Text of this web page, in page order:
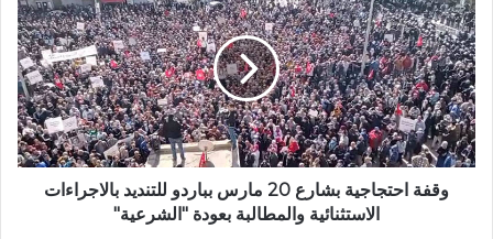
وقفة احتجاجية بشارع 20 مارس بباردو للتنديد بالاجراءات
الاستثنائية والمطالبة بعودة "الشرعية"